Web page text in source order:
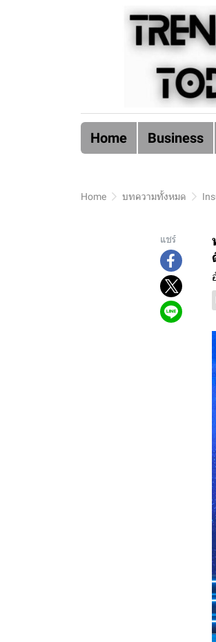
Home Business
Home บทความทั้งหมด
แชร์